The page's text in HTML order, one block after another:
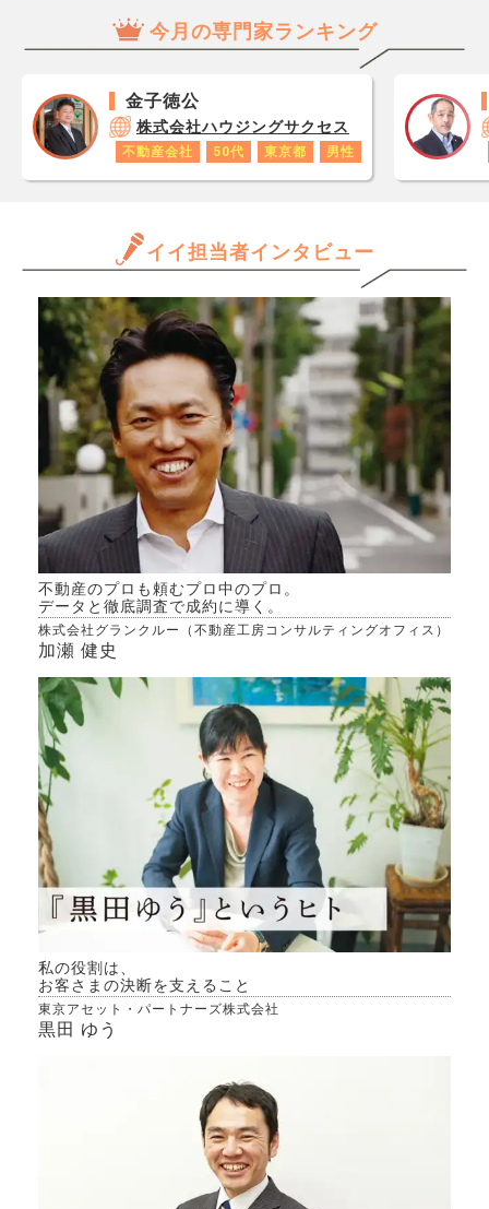
が1
です
あり
ロ
だけ
ます
きる
か、
専門
と言われました。 不動産を
業者に売却し、その業者に賃
圧縮できるとのこと。 でも
ネットで調べると、税務調査
で認められない場合もあると
た。
ンを
屋を
今月の専門家ランキング
金子徳公
株式会社ハウジングサクセス
不動産会社 50代 東京都 男性
イイ担当者インタビュー
不動産のプロも頼むプロ中のプロ。
データと徹底調査で成約に導く。
株式会社グランクルー（不動産工房コンサルティングオフィス）
加瀬 健史
私の役割は、
お客さまの決断を支えること
東京アセット・パートナーズ株式会社
黒田 ゆう